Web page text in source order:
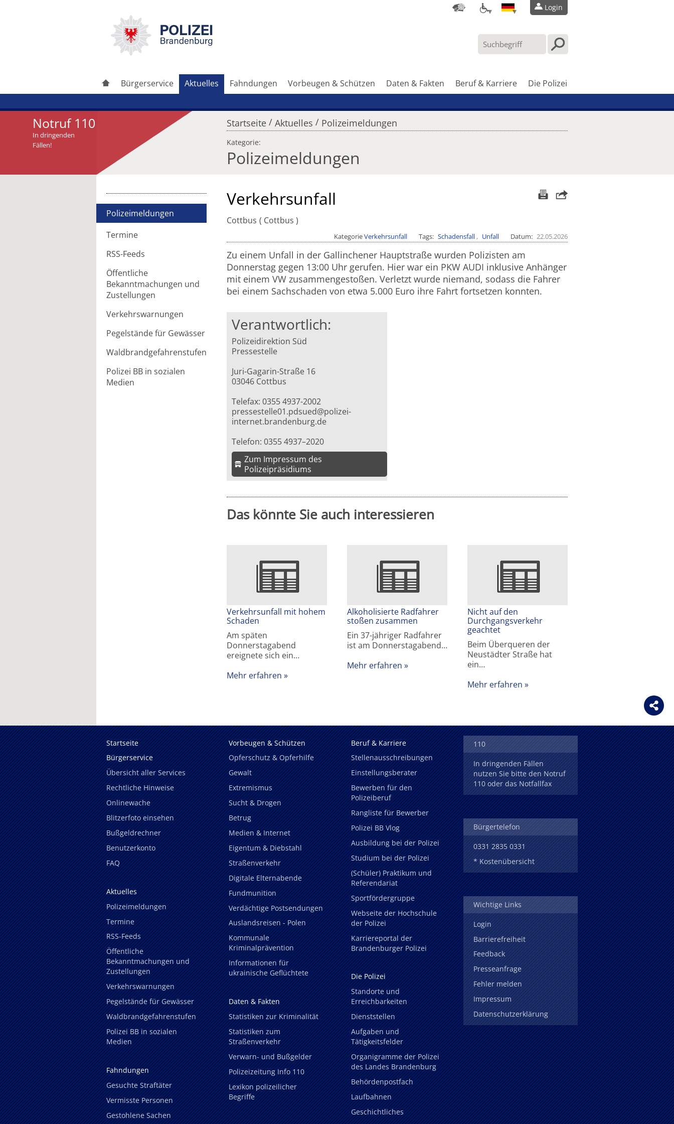
Login
Bürgerservice Aktuelles Fahndungen Vorbeugen & Schützen Daten & Fakten Beruf & Karriere Die Polizei
Notruf 110
In dringenden
Fällen!
Startseite / Aktuelles / Polizeimeldungen
Kategorie:
Polizeimeldungen
Polizeimeldungen
Termine
RSS-Feeds
Öffentliche
Bekanntmachungen und
Zustellungen
Verkehrswarnungen
Pegelstände für Gewässer
Waldbrandgefahrenstufen
Polizei BB in sozialen
Medien
Artikel weiterleiten Verkehrsunfall
Cottbus Cottbus
KategorieVerkehrsunfall Tags Schadensfall Unfall Datum 22.05.2026
Zu einem Unfall in der Gallinchener Hauptstraße wurden Polizisten am
Donnerstag gegen 13:00 Uhr gerufen. Hier war ein PKW AUDI inklusive Anhänger
mit einem VW zusammengestoßen. Verletzt wurde niemand, sodass die Fahrer
bei einem Sachschaden von etwa 5.000 Euro ihre Fahrt fortsetzen konnten.
Verantwortlich:
Polizeidirektion Süd
Pressestelle
Juri-Gagarin-Straße 16
03046 Cottbus
Telefax: 0355 4937-2002
pressestelle01.pdsued@polizei-
internet.brandenburg.de
Telefon: 0355 4937–2020
Zum Impressum des
Polizeipräsidiums
Das könnte Sie auch interessieren
Verkehrsunfall mit hohem
Schaden
Am späten
Donnerstagabend
ereignete sich ein…
Mehr erfahren
Alkoholisierte Radfahrer
stoßen zusammen
Ein 37-jähriger Radfahrer
ist am Donnerstagabend…
Mehr erfahren
Nicht auf den
Durchgangsverkehr
geachtet
Beim Überqueren der
Neustädter Straße hat
ein…
Mehr erfahren
Startseite
Bürgerservice
Übersicht aller Services
Rechtliche Hinweise
Onlinewache
Blitzerfoto einsehen
Bußgeldrechner
Benutzerkonto
FAQ
Aktuelles
Polizeimeldungen
Termine
RSS-Feeds
Öffentliche
Bekanntmachungen und
Zustellungen
Verkehrswarnungen
Pegelstände für Gewässer
Waldbrandgefahrenstufen
Polizei BB in sozialen
Medien
Fahndungen
Gesuchte Straftäter
Vermisste Personen
Gestohlene Sachen
Vorbeugen & Schützen
Opferschutz & Opferhilfe
Gewalt
Extremismus
Sucht & Drogen
Betrug
Medien & Internet
Eigentum & Diebstahl
Straßenverkehr
Digitale Elternabende
Fundmunition
Verdächtige Postsendungen
Auslandsreisen - Polen
Kommunale
Kriminalprävention
Informationen für
ukrainische Geflüchtete
Daten & Fakten
Statistiken zur Kriminalität
Statistiken zum
Straßenverkehr
Verwarn- und Bußgelder
Polizeizeitung Info 110
Lexikon polizeilicher
Begriffe
Beruf & Karriere
Stellenausschreibungen
Einstellungsberater
Bewerben für den
Polizeiberuf
Rangliste für Bewerber
Polizei BB Vlog
Ausbildung bei der Polizei
Studium bei der Polizei
(Schüler) Praktikum und
Referendariat
Sportfördergruppe
Webseite der Hochschule
der Polizei
Karriereportal der
Brandenburger Polizei
Die Polizei
Standorte und
Erreichbarkeiten
Dienststellen
Aufgaben und
Tätigkeitsfelder
Organigramme der Polizei
des Landes Brandenburg
Behördenpostfach
Laufbahnen
Geschichtliches
110
In dringenden Fällen
nutzen Sie bitte den Notruf
110 oder das Notfallfax
Bürgertelefon
0331 2835 0331
* Kostenübersicht
Wichtige Links
Login
Barrierefreiheit
Feedback
Presseanfrage
Fehler melden
Impressum
Datenschutzerklärung